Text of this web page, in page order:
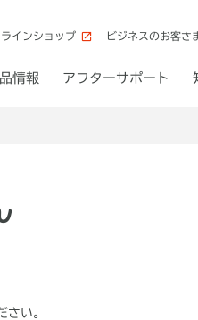
インショップ ビジネスのお客さ
情報 アフターサポート
い。